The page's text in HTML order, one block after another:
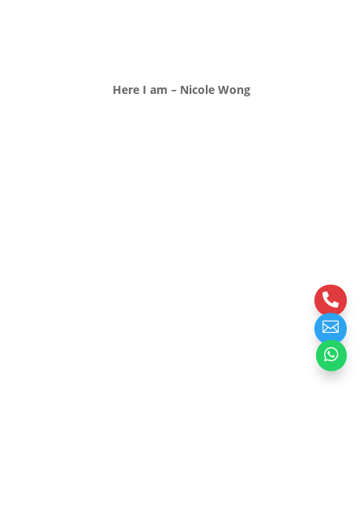
Here I am – Nicole Wong


